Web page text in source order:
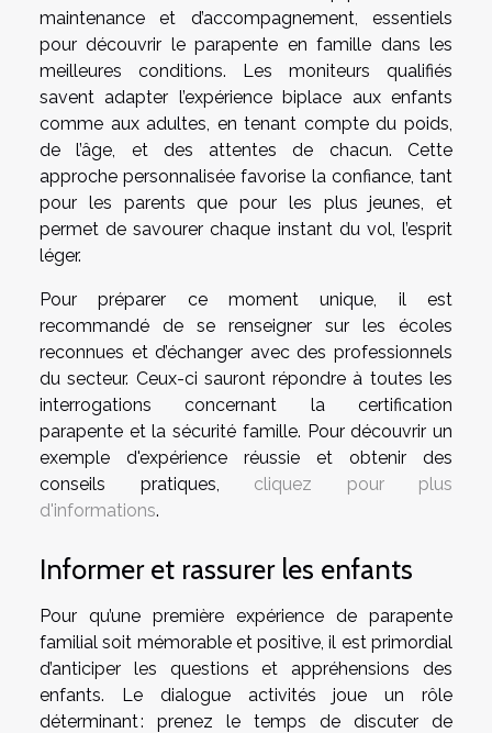
maintenance et d’accompagnement, essentiels
pour découvrir le parapente en famille dans les
meilleures conditions. Les moniteurs qualifiés
savent adapter l’expérience biplace aux enfants
comme aux adultes, en tenant compte du poids,
de l’âge, et des attentes de chacun. Cette
approche personnalisée favorise la confiance, tant
pour les parents que pour les plus jeunes, et
permet de savourer chaque instant du vol, l’esprit
léger.
Pour préparer ce moment unique, il est
recommandé de se renseigner sur les écoles
reconnues et d’échanger avec des professionnels
du secteur. Ceux-ci sauront répondre à toutes les
interrogations concernant la certification
parapente et la sécurité famille. Pour découvrir un
exemple d'expérience réussie et obtenir des
conseils pratiques, cliquez pour plus
d'informations.
Informer et rassurer les enfants
Pour qu’une première expérience de parapente
familial soit mémorable et positive, il est primordial
d’anticiper les questions et appréhensions des
enfants. Le dialogue activités joue un rôle
déterminant : prenez le temps de discuter de